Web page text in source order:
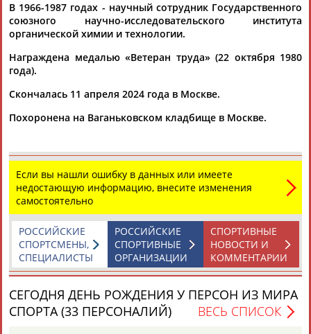
Каримжан
АБДРАХМАНОВ
Аделя
Андрей
АБДУЛАЕВ
АБДУЛАЕВ
АБДУЛАЗИЗОВАБДУЛБЕКОВ
Камалудин
АБДУЛДАУДОВ
Абдула
АБДУЛЖАЛИЛОВ
Магомед
АБДУЛКАГИРОВ
Назир
АБДУЛЛАЕВ
В 1966-1987 годах - научный сотрудник Государственного
союзного научно-исследовательского института
органической химии и технологии.
Награждена медалью «Ветеран труда» (22 октября 1980
года).
Скончалась 11 апреля 2024 года в Москве.
Похоронена на Ваганьковском кладбище в Москве.
Если вы нашли ошибку в данных или имеете
недостающую информацию, внесите изменения
самостоятельно
СПОРТИВНЫЕ
НОВОСТИ И
КОММЕНТАРИИ
РОССИЙСКИЕ
СПОРТИВНЫЕ
ОРГАНИЗАЦИИ
РОССИЙСКИЕ
СПОРТСМЕНЫ,
СПЕЦИАЛИСТЫ
СЕГОДНЯ ДЕНЬ РОЖДЕНИЯ У ПЕРСОН ИЗ МИРА
СПОРТА (33 ПЕРСОНАЛИЙ)
ВЕСЬ СПИСОК